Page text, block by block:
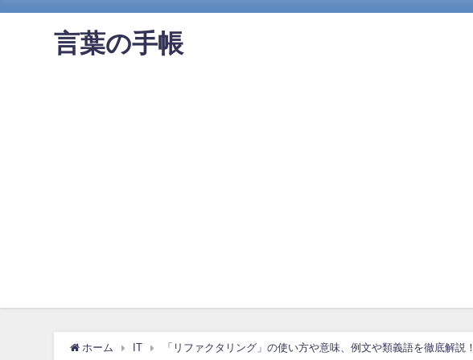
言葉の手帳
ホーム IT 「リファクタリング」の使い方や意味、例文や類義語を徹底解説！